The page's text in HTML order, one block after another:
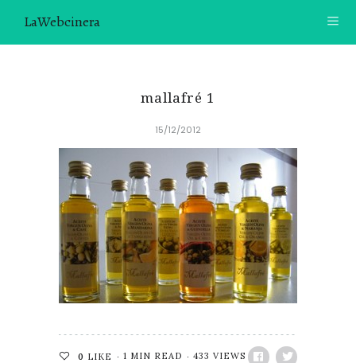
LaWebcinera
CONTACTO
SOBRE MÍ
¿TE GUSTARÍA UNIRTE A NUESTRA AVENTURA GASTRON
ÚNETE A LA NEWSLETTER
RECOMENDACIONES
mallafré 1
15/12/2012
0 LIKE 1 MIN READ 433 VIEWS